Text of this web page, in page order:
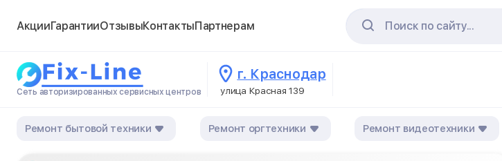
АкцииГарантииОтзывыКонтактыПартнерам Поиск по сайту...
Сеть авторизированных сервисных центров
г. Краснодар
улица Красная 139
Ремонт бытовой техники Ремонт оргтехники Ремонт видеотехники